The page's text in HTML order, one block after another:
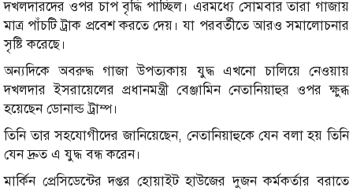
দখলদারদের ওপর চাপ বৃদ্ধি পাচ্ছিল। এরমধ্যে সোমবার তারা গাজায়
মাত্র পাঁচটি ট্রাক প্রবেশ করতে দেয়। যা পরবর্তীতে আরও সমালোচনার
সৃষ্টি করেছে।
অন্যদিকে অবরুদ্ধ গাজা উপত্যকায় যুদ্ধ এখনো চালিয়ে নেওয়ায়
দখলদার ইসরায়েলের প্রধানমন্ত্রী বেঞ্জামিন নেতানিয়াহুর ওপর ক্ষুব্ধ
হয়েছেন ডোনাল্ড ট্রাম্প।
তিনি তার সহযোগীদের জানিয়েছেন, নেতানিয়াহুকে যেন বলা হয় তিনি
যেন দ্রুত এ যুদ্ধ বন্ধ করেন।
মার্কিন প্রেসিডেন্টের দপ্তর হোয়াইট হাউজের দুজন কর্মকর্তার বরাতে